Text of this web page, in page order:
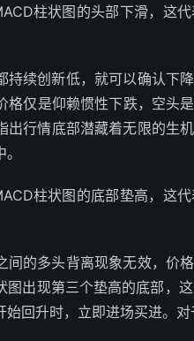
柱状图的头部下滑，这
持续创新低，就可以确认下
格仅是仰赖惯性下跌，空头
出行情底部潜藏着无限的生
柱状图的底部垫高，这
间的多头背离现象无效，价
图出现第三个垫高的底部，
回升时，立即进场买进。